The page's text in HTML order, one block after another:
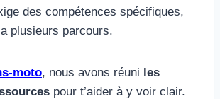
des compétences spécifiques,
plusieurs parcours.
moto, nous avons réuni les
pour t’aider à y voir clair.